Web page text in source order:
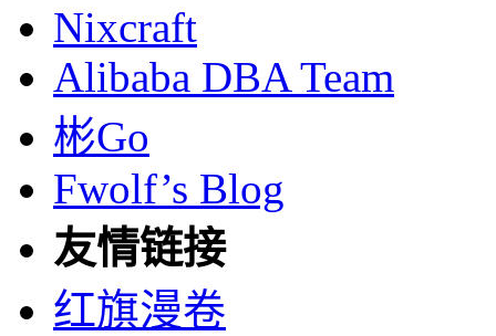
Nixcraft
Alibaba DBA Team
彬Go
Fwolf’s Blog
友情链接
红旗漫卷